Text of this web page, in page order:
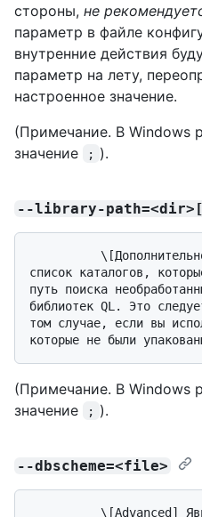
стороны, не
параметр в файле
внутренние действия
параметр на лету,
настроенное значение.
(Примечание. В Windows
значение
; ).
--library-
список каталогов,
путь поиска
библиотек QL. Это
том случае, если вы
(Примечание. В Windows
значение
; ).
--dbscheme=<file>